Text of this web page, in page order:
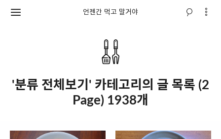
언젠간 먹고 말거야
'분류 전체보기' 카테고리의 글 목록 (2
Page) 1938개